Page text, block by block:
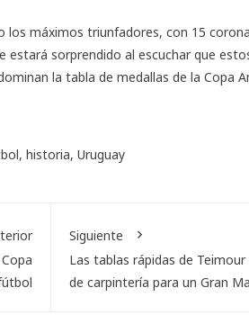
los máximos triunfadores, con 15
sorprendido al escuchar que
la tabla de medallas de la Copa
, historia, Uruguay
Siguiente
Las tablas rápidas de
de carpintería para un Gran